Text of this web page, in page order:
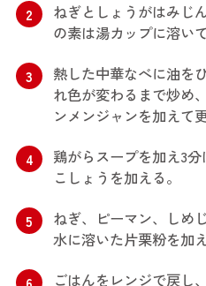
2
ねぎとしょうがはみじ
の素は湯カップに溶い
3
熱した中華なべに油を
れ色が変わるまで炒め
ンメンジャンを加えて
4
鶏がらスープを加え3分
こしょうを加える。
5
ねぎ、ピーマン、しめ
水に溶いた片栗粉を加
6
ごはんをレンジで戻し